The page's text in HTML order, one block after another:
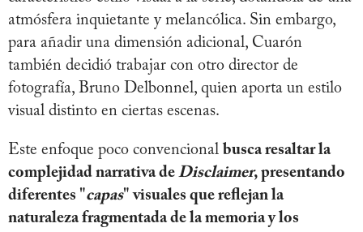
atmósfera inquietante y melancólica. Sin embargo,
para añadir una dimensión adicional, Cuarón
también decidió trabajar con otro director de
fotografía, Bruno Delbonnel, quien aporta un estilo
visual distinto en ciertas escenas.
Este enfoque poco convencional busca resaltar la
complejidad narrativa de Disclaimer, presentando
diferentes "capas" visuales que reflejan la
naturaleza fragmentada de la memoria y los